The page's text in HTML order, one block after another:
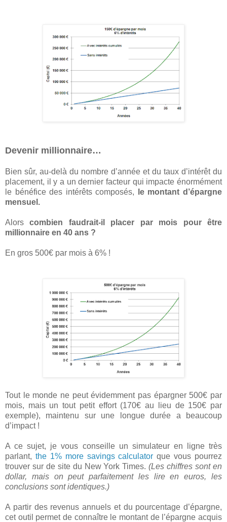
Devenir millionnaire…
Bien sûr, au-delà du nombre d’année et du taux d’intérêt du
placement, il y a un dernier facteur qui impacte énormément
le bénéfice des intérêts composés,
le montant d’épargne
mensuel.
Alorscombien faudrait-il placer par mois pour être
millionnaire en 40 ans ?
En gros 500€ par mois à 6% !
Tout le monde ne peut évidemment pas épargner 500€ par
mois, mais un tout petit effort (170€ au lieu de 150€ par
exemple), maintenu sur une longue durée a beaucoup
d’impact !
A ce sujet, je vous conseille un simulateur en ligne très
parlant, the 1% more savings calculator que vous pourrez
trouver sur de site du New York Times.(Les chiffres sont en
dollar, mais on peut parfaitement les lire en euros, les
conclusions sont identiques.)
A partir des revenus annuels et du pourcentage d’épargne,
cet outil permet de connaître le montant de l’épargne acquis